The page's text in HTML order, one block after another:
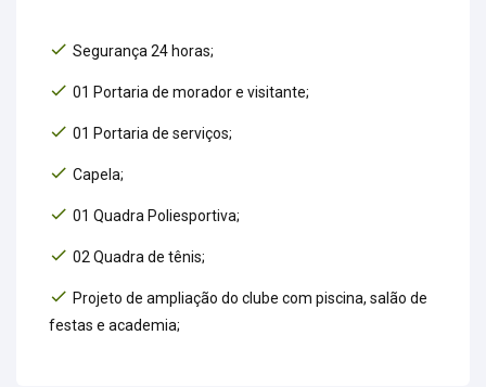
Segurança 24 horas;
01 Portaria de morador e visitante;
01 Portaria de serviços;
Capela;
01 Quadra Poliesportiva;
02 Quadra de tênis;
Projeto de ampliação do clube com piscina, salão de
festas e academia;